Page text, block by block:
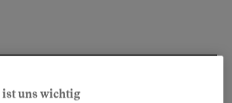
ist uns wichtig